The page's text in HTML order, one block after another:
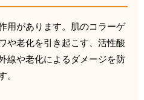
用があります。 肌のコラーゲ
や老化を引き起こす、活性酸
線や老化によるダメージを防
。